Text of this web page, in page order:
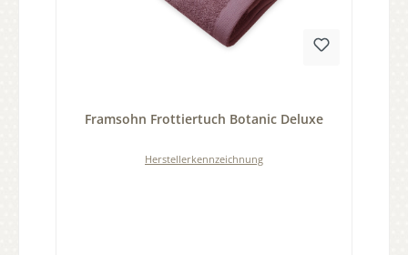
Framsohn Frottiertuch Botanic Deluxe
Herstellerkennzeichnung